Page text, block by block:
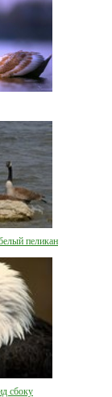
пеликан
сбоку